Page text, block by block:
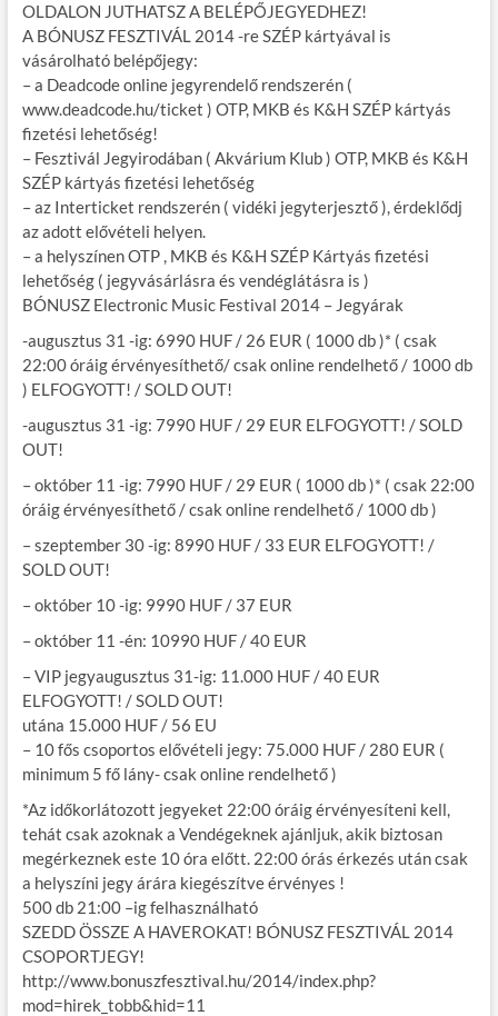
OLDALON JUTHATSZ A BELÉPŐJEGYEDHEZ!
A BÓNUSZ FESZTIVÁL 2014 -re SZÉP kártyával is
vásárolható belépőjegy:
– a Deadcode online jegyrendelő rendszerén (
www.deadcode.hu/ticket ) OTP, MKB és K&H SZÉP kártyás
fizetési lehetőség!
– Fesztivál Jegyirodában ( Akvárium Klub ) OTP, MKB és K&H
SZÉP kártyás fizetési lehetőség
– az Interticket rendszerén ( vidéki jegyterjesztő ), érdeklődj
az adott elővételi helyen.
– a helyszínen OTP , MKB és K&H SZÉP Kártyás fizetési
lehetőség ( jegyvásárlásra és vendéglátásra is )
BÓNUSZ Electronic Music Festival 2014 – Jegyárak
-augusztus 31 -ig: 6990 HUF / 26 EUR ( 1000 db )* ( csak
22:00 óráig érvényesíthető/ csak online rendelhető / 1000 db
) ELFOGYOTT! / SOLD OUT!
-augusztus 31 -ig: 7990 HUF / 29 EUR ELFOGYOTT! / SOLD
OUT!
– október 11 -ig: 7990 HUF / 29 EUR ( 1000 db )* ( csak 22:00
óráig érvényesíthető / csak online rendelhető / 1000 db )
– szeptember 30 -ig: 8990 HUF / 33 EUR ELFOGYOTT! /
SOLD OUT!
– október 10 -ig: 9990 HUF / 37 EUR
– október 11 -én: 10990 HUF / 40 EUR
– VIP jegyaugusztus 31-ig: 11.000 HUF / 40 EUR
ELFOGYOTT! / SOLD OUT!
utána 15.000 HUF / 56 EU
– 10 fős csoportos elővételi jegy: 75.000 HUF / 280 EUR (
minimum 5 fő lány- csak online rendelhető )
*Az időkorlátozott jegyeket 22:00 óráig érvényesíteni kell,
tehát csak azoknak a Vendégeknek ajánljuk, akik biztosan
megérkeznek este 10 óra előtt. 22:00 órás érkezés után csak
a helyszíni jegy árára kiegészítve érvényes !
500 db 21:00 –ig felhasználható
SZEDD ÖSSZE A HAVEROKAT! BÓNUSZ FESZTIVÁL 2014
CSOPORTJEGY!
http://www.bonuszfesztival.hu/2014/index.php?
mod=hirek_tobb&hid=11